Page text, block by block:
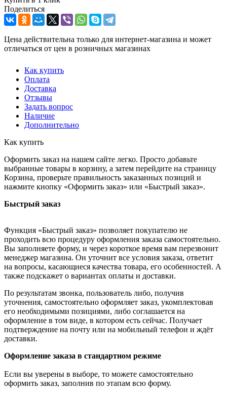
Поделиться
Цена действительна только для интернет-магазина и может
отличаться от цен в розничных магазинах
Как купить
Оплата
Доставка
Отзывы
Задать вопрос
Наличие
Дополнительно
Как купить
Оформить заказ на нашем сайте легко. Просто добавьте
выбранные товары в корзину, а затем перейдите на страницу
Корзина, проверьте правильность заказанных позиций и
нажмите кнопку «Оформить заказ» или «Быстрый заказ».
Быстрый заказ
Функция «Быстрый заказ» позволяет покупателю не
проходить всю процедуру оформления заказа самостоятельно.
Вы заполняете форму, и через короткое время вам перезвонит
менеджер магазина. Он уточнит все условия заказа, ответит
на вопросы, касающиеся качества товара, его особенностей. А
также подскажет о вариантах оплаты и доставки.
По результатам звонка, пользователь либо, получив
уточнения, самостоятельно оформляет заказ, укомплектовав
его необходимыми позициями, либо соглашается на
оформление в том виде, в котором есть сейчас. Получает
подтверждение на почту или на мобильный телефон и ждёт
доставки.
Оформление заказа в стандартном режиме
Если вы уверены в выборе, то можете самостоятельно
оформить заказ, заполнив по этапам всю форму.